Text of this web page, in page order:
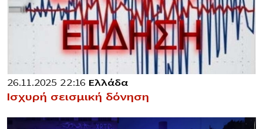
26.11.2025 22:16 Ελλάδα
Ισχυρή σεισμική δόνηση